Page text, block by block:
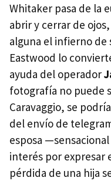
Whitaker pasa de la
abrir y cerrar de
alguna el infierno de
Eastwood lo
ayuda del operador
fotografía no puede
Caravaggio, se
del envío de
esposa —sensacional
interés por expresar
pérdida de una hija